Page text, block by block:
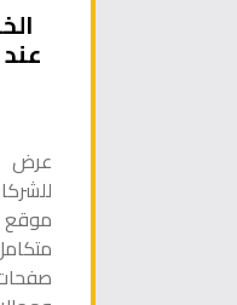
عرض
موقع